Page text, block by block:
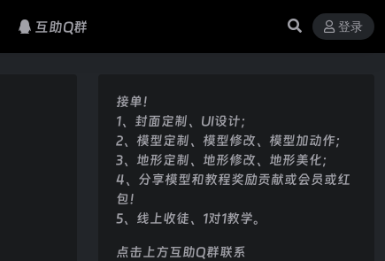
互助Q群 登录
接单！
1、封面定制、UI设计；
2、模型定制、模型修改、模型加动作；
3、地形定制、地形修改、地形美化；
4、分享模型和教程奖励贡献或会员或红
包！
5、线上收徒、1对1教学。
点击上方互助Q群联系